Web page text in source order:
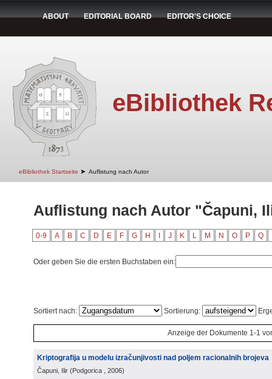
ABOUT EDITORIAL BOARD EDITOR'S CHOICE
eBibliothek
eBibliothek Startseite ➤ Auflistung nach Autor
Auflistung nach Autor "Čapuni,
0-9 A B C D E F G H J K L M N O P Q
Oder geben Sie die ersten Buchstaben ein:
Sortiert nach: Sortierung:
Anzeige der Dokumente 1-1
Kriptografija u modelu izračunjivosti nad poljem racionalnih brojeva
Čapuni, Ilir (Podgorica , 2006)